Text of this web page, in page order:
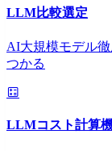
LLM比較選定
AI大規模モデル
つかる
LLMコスト計算